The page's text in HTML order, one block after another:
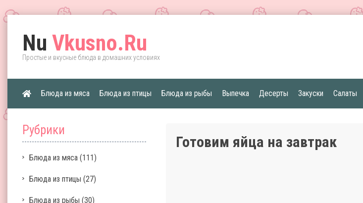
Nu Vkusno.Ru
Простые и вкусные блюда в домашних условиях
Блюда из мяса Блюда из птицы Блюда из рыбы Выпечка Десерты Закуски Салаты
Рубрики
Блюда из мяса (111)
Блюда из птицы (27)
Блюда из рыбы (30)
Готовим яйца на завтрак